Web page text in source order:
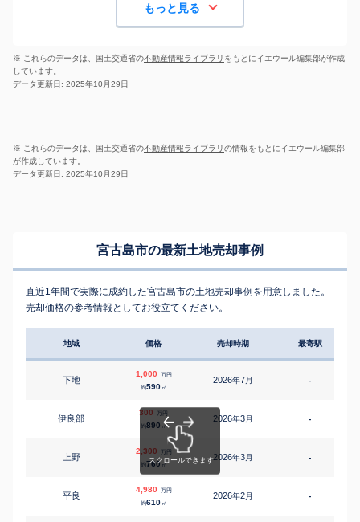
もっと見る
※ これらのデータは、国土交通省の不動産情報ライブラリ をもとにイエウール編集部が作成
しています。
データ更新日: 2025年10月29日
※ これらのデータは、国土交通省の不動産情報ライブラリの情報をもとにイエウール編集部
が作成しています。
データ更新日: 2025年10月29日
宮古島市の最新土地売却事例
直近1年間で実際に成約した宮古島市の土地売却事例を用意しました。
売却価格の参考情報としてお役立てください。
地域 価格 売却時期 最寄駅
下地
1,000 万円
約590㎡
2026年7月 -
伊良部
300 万円
約890 ㎡
2026年3月 -
上野
2,300 万円
約760㎡
2026年3月 -
平良
4,980 万円
約610㎡
2026年2月 -